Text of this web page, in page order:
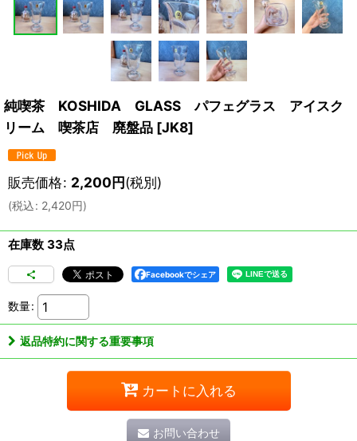
純喫茶 KOSHIDA GLASS パフェグラス アイスク
リーム 喫茶店 廃盤品 [JK8]
販売価格: 2,200円(税別)
(税込: 2,420円)
在庫数 33点
Facebookでシェア
数量:
返品特約に関する重要事項
カートに入れる
お問い合わせ